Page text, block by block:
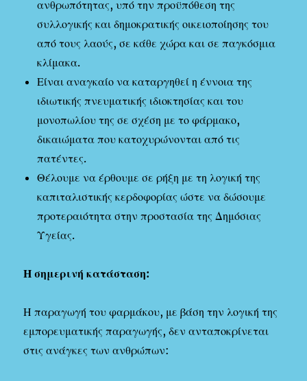
ανθρωπότητας, υπό την προϋπόθεση της
συλλογικής και δημοκρατικής οικειοποίησης του
από τους λαούς, σε κάθε χώρα και σε παγκόσμια
κλίμακα.
Είναι αναγκαίο να καταργηθεί η έννοια της
ιδιωτικής πνευματικής ιδιοκτησίας και του
μονοπωλίου της σε σχέση με το φάρμακο,
δικαιώματα που κατοχυρώνονται από τις
πατέντες.
Θέλουμε να έρθουμε σε ρήξη με τη λογική της
καπιταλιστικής κερδοφορίας ώστε να δώσουμε
προτεραιότητα στην προστασία της Δημόσιας
Υγείας.
Η σημερινή κατάσταση:
Η παραγωγή του φαρμάκου, με βάση την λογική της
εμπορευματικής παραγωγής, δεν ανταποκρίνεται
στις ανάγκες των ανθρώπων: